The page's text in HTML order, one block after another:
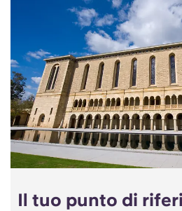
Il tuo punto di